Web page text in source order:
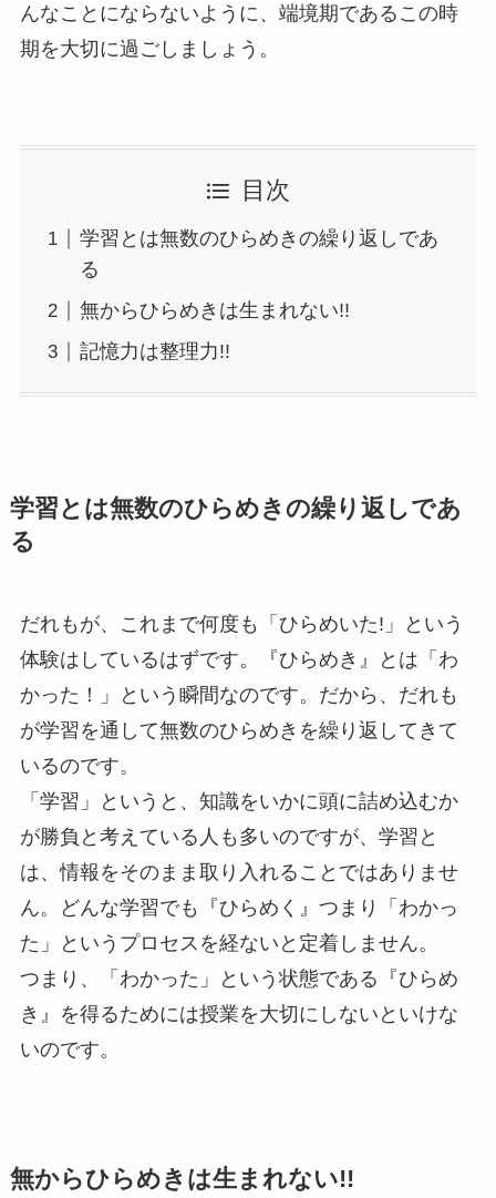
んなことにならないように、端境期であるこの時
期を大切に過ごしましょう。
目次
学習とは無数のひらめきの繰り返しであ
る
無からひらめきは生まれない!!
記憶力は整理力!!
学習とは無数のひらめきの繰り返しであ
る
だれもが、これまで何度も「ひらめいた!」という
体験はしているはずです。『ひらめき』とは「わ
かった！」という瞬間なのです。だから、だれも
が学習を通して無数のひらめきを繰り返してきて
いるのです。
「学習」というと、知識をいかに頭に詰め込むか
が勝負と考えている人も多いのですが、学習と
は、情報をそのまま取り入れることではありませ
ん。どんな学習でも『ひらめく』つまり「わかっ
た」というプロセスを経ないと定着しません。
つまり、「わかった」という状態である『ひらめ
き』を得るためには授業を大切にしないといけな
いのです。
無からひらめきは生まれない!!